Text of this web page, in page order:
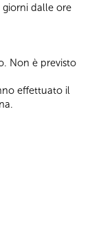
giorni dalle ore
Non è previsto
effettuato il